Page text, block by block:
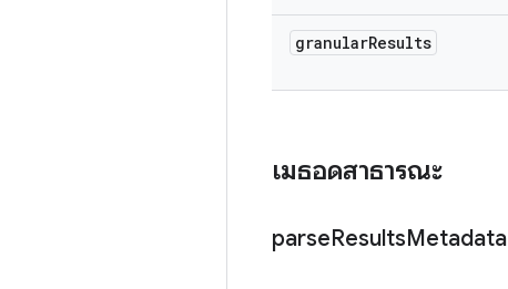
granularResults
เมธอดสาธารณะ
parseResultsMetadata